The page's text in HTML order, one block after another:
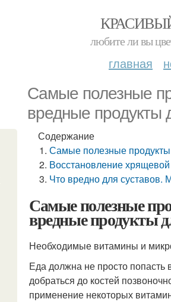
любите ли вы
главная
Самые полезные
вредные продукты
Содержание
Самые полезные продукты
Восстановление
Что вредно для суставов.
Самые полезные
вредные продукты
Необходимые витамины и
Еда должна не просто попасть
добраться до костей
применение некоторых